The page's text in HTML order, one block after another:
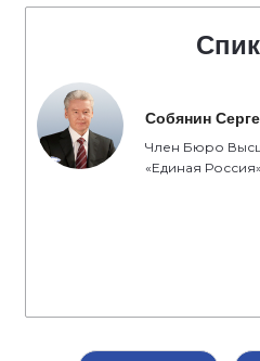
Собянин
Член Бюро
«Единая